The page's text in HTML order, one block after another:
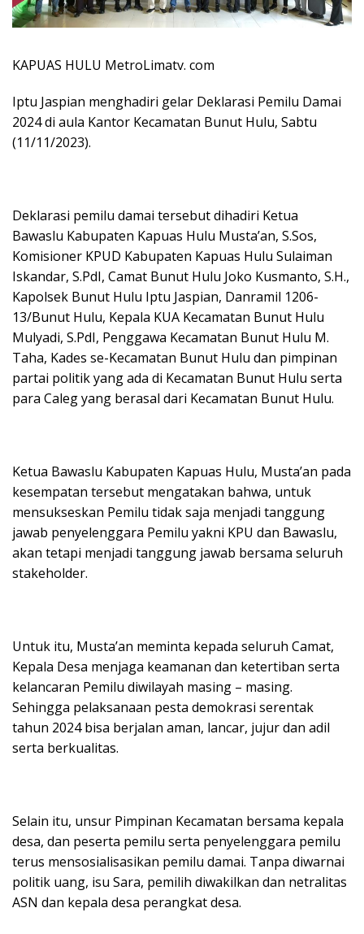
KAPUAS HULU MetroLimatv. com
Iptu Jaspian menghadiri gelar Deklarasi Pemilu Damai
2024 di aula Kantor Kecamatan Bunut Hulu, Sabtu
(11/11/2023).
Deklarasi pemilu damai tersebut dihadiri Ketua
Bawaslu Kabupaten Kapuas Hulu Musta’an, S.Sos,
Komisioner KPUD Kabupaten Kapuas Hulu Sulaiman
Iskandar, S.PdI, Camat Bunut Hulu Joko Kusmanto, S.H.,
Kapolsek Bunut Hulu Iptu Jaspian, Danramil 1206-
13/Bunut Hulu, Kepala KUA Kecamatan Bunut Hulu
Mulyadi, S.PdI, Penggawa Kecamatan Bunut Hulu M.
Taha, Kades se-Kecamatan Bunut Hulu dan pimpinan
partai politik yang ada di Kecamatan Bunut Hulu serta
para Caleg yang berasal dari Kecamatan Bunut Hulu.
Ketua Bawaslu Kabupaten Kapuas Hulu, Musta’an pada
kesempatan tersebut mengatakan bahwa, untuk
mensukseskan Pemilu tidak saja menjadi tanggung
jawab penyelenggara Pemilu yakni KPU dan Bawaslu,
akan tetapi menjadi tanggung jawab bersama seluruh
stakeholder.
Untuk itu, Musta’an meminta kepada seluruh Camat,
Kepala Desa menjaga keamanan dan ketertiban serta
kelancaran Pemilu diwilayah masing – masing.
Sehingga pelaksanaan pesta demokrasi serentak
tahun 2024 bisa berjalan aman, lancar, jujur dan adil
serta berkualitas.
Selain itu, unsur Pimpinan Kecamatan bersama kepala
desa, dan peserta pemilu serta penyelenggara pemilu
terus mensosialisasikan pemilu damai. Tanpa diwarnai
politik uang, isu Sara, pemilih diwakilkan dan netralitas
ASN dan kepala desa perangkat desa.